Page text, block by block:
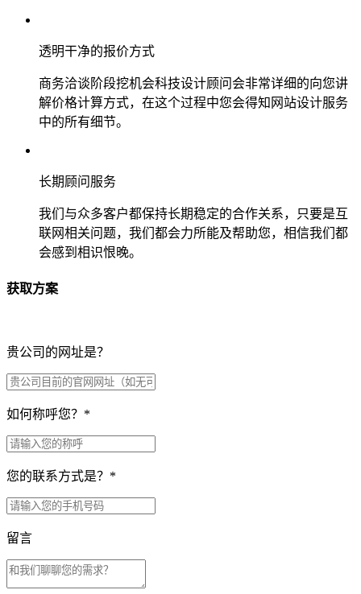
透明干净的报价方式
商务洽谈阶段挖机会科技设计顾问会非常详细的向您讲
解价格计算方式，在这个过程中您会得知网站设计服务
中的所有细节。
长期顾问服务
我们与众多客户都保持长期稳定的合作关系，只要是互
联网相关问题，我们都会力所能及帮助您，相信我们都
会感到相识恨晚。
获取方案
贵公司的网址是？
如何称呼您？ *
您的联系方式是？ *
留言